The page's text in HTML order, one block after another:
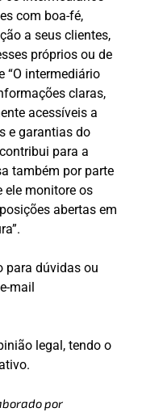
com boa-fé,
a seus clientes,
próprios ou de
“O intermediário
claras,
acessíveis a
e garantias do
para a
também por parte
ele monitore os
abertas em
para dúvidas ou
mail
legal, tendo o
por